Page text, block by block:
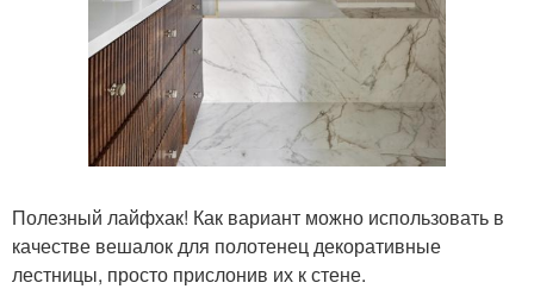
Полезный лайфхак! Как вариант можно использовать в
качестве вешалок для полотенец декоративные
лестницы, просто прислонив их к стене.